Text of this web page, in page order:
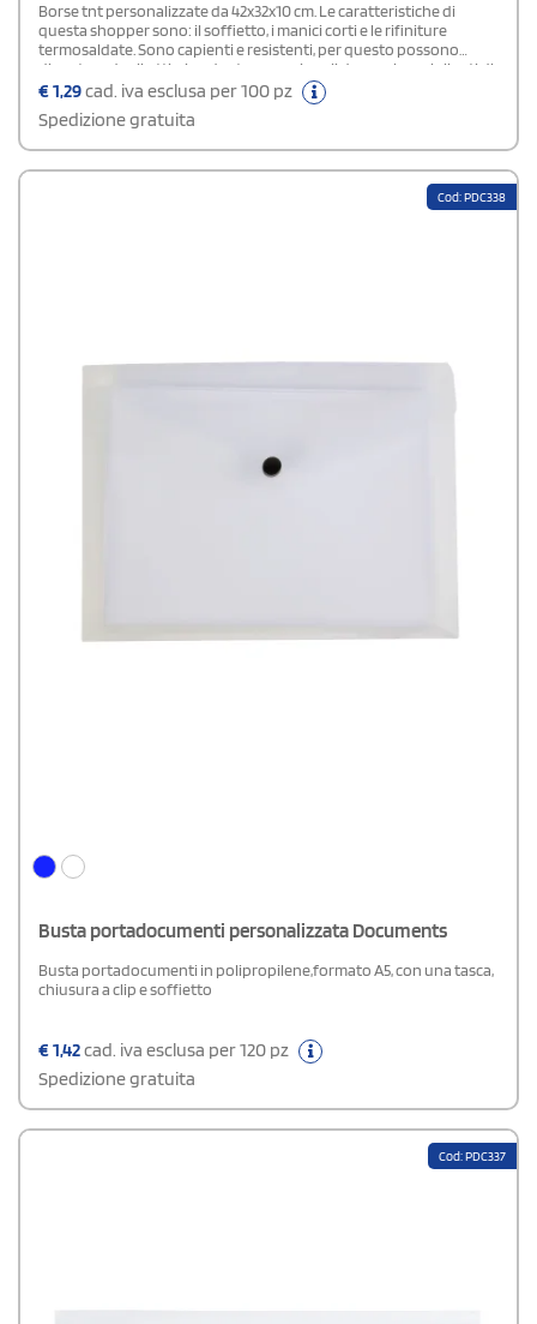
Borse tnt personalizzate da 42x32x10 cm. Le caratteristiche di
questa shopper sono: il soffietto, i manici corti e le rifiniture
termosaldate. Sono capienti e resistenti, per questo possono
diventare degli ottimi gadget promozionali da regalare ai clienti di
negozi e supermercati. Acquistale subito su StampaSì: il prezzo è
€1,29cad. iva esclusa per 100 pz
Spedizione gratuita
Cod: PDC338
Busta portadocumenti personalizzata Documents
Busta portadocumenti in polipropilene,formato A5, con una tasca,
chiusura a clip e soffietto
€1,42cad. iva esclusa per 120 pz
Spedizione gratuita
Cod: PDC337